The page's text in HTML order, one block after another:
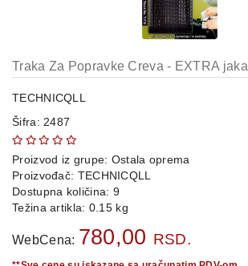
AUTO
METALNE
POLICE
OSTALO
KAMIONSKI
Traka Za Popravke Creva - EXTRA jaka
TECHNICQLL
Šifra: 2487
Proizvod iz grupe: Ostala oprema
Proizvođač: TECHNICQLL
Dostupna količina: 9
Težina artikla: 0.15 kg
WebCena: 780,00 RSD.